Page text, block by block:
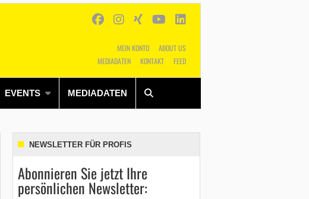
MEIN KONTO
ABOUT US
MEDIADATEN
KONTAKT FEED
EVENTS MEDIADATEN
Alles Shop SUCHEN
NEWSLETTER FÜR PROFIS
Abonnieren Sie jetzt Ihre
persönlichen Newsletter: